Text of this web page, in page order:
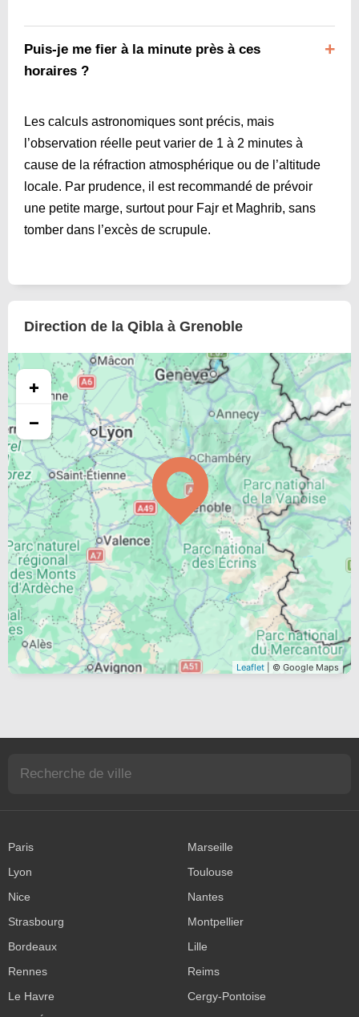
Puis-je me fier à la minute près à ces
horaires ?
Les calculs astronomiques sont précis, mais
l’observation réelle peut varier de 1 à 2 minutes à
cause de la réfraction atmosphérique ou de l’altitude
locale. Par prudence, il est recommandé de prévoir
une petite marge, surtout pour Fajr et Maghrib, sans
tomber dans l’excès de scrupule.
Direction de la Qibla à Grenoble
+
−
Leaflet | © Google Maps
Paris
Marseille
Lyon
Toulouse
Nice
Nantes
Strasbourg
Montpellier
Bordeaux
Lille
Rennes
Reims
Le Havre
Cergy-Pontoise